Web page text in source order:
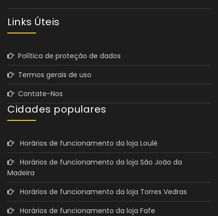
Links Úteis
Política de proteção de dados
Termos gerais de uso
Contate-Nos
Cidades populares
Horários de funcionamento da loja Loulé
Horários de funcionamento da loja São João da
Madeira
Horários de funcionamento da loja Torres Vedras
Horários de funcionamento da loja Fafe